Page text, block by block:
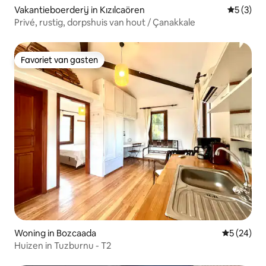
Vakantieboerderij in Kızılcaören
5 (3)
Privé, rustig, dorpshuis van hout / Çanakkale
Favoriet van gasten
Favoriet van gasten
Woning in Bozcaada
5 (24)
Huizen in Tuzburnu - T2